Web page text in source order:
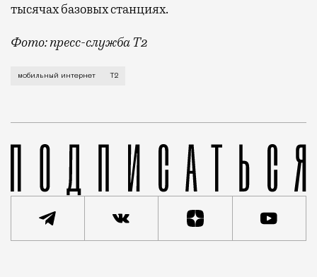
тысячах базовых станциях.
Фото: пресс-служба Т2
Мобильный оператор Т2 завершил работы по
мобильный интернет Т2